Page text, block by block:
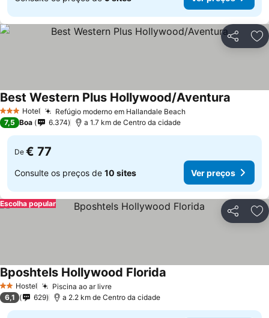
Partilhar
3 EstrelasHotel Refúgio moderno em Hallandale Beach
Best Western Plus Hollywood/Aventura
7,5 Boa 6.374 a 1.7 km de Centro da cidade
De € 77
Consulte os preços de 10 sites Ver preços
Partilhar
Escolha popular
2 Estrelas
Hostel Piscina ao ar livre
Bposhtels Hollywood Florida
6,1 629 a 2.2 km de Centro da cidade